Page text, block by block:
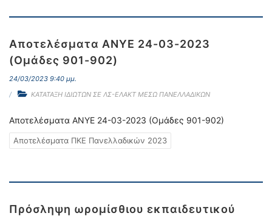
Αποτελέσματα ΑΝΥΕ 24-03-2023
(Ομάδες 901-902)
24/03/2023 9:40 μμ.
ΚΑΤΑΤΑΞΗ ΙΔΙΩΤΩΝ ΣΕ ΛΣ-ΕΛΑΚΤ ΜΕΣΩ ΠΑΝΕΛΛΑΔΙΚΩΝ
Αποτελέσματα ΑΝΥΕ 24-03-2023 (Ομάδες 901-902)
Αποτελέσματα ΠΚΕ Πανελλαδικών 2023
Πρόσληψη ωρομίσθιου εκπαιδευτικού